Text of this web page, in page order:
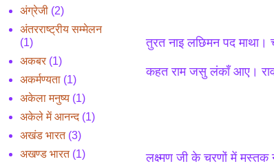
तुरत नाइ लछिमन पद
कहत राम जसु लंकाँ आए।
लक्ष्मण जी के चरणों में
अंग्रेजी (2)
अंतरराष्ट्रीय सम्मेलन
(1)
अकबर (1)
अकर्मण्यता (1)
अकेला मनुष्य (1)
अकेले में आनन्द (1)
अखंड भारत (3)
अखण्ड भारत (1)